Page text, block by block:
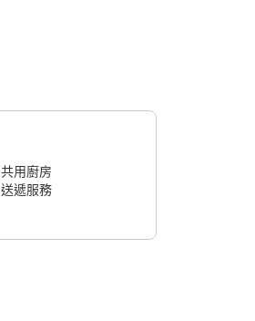
共用廚房
送遞服務